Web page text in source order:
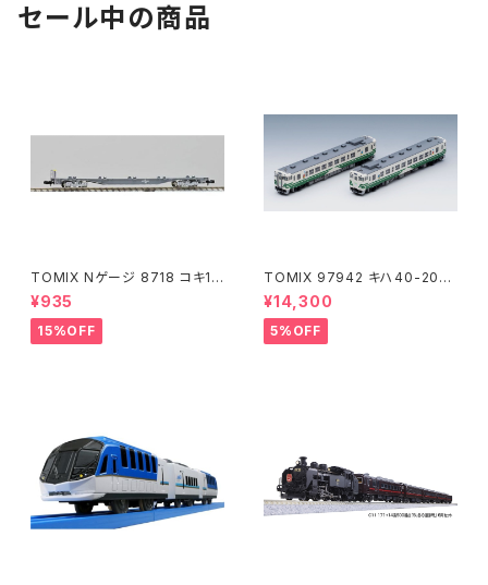
セール中の商品
TOMIX Nゲージ 8718 コキ10
7 (増備型・コンテナなし) 鉄道
模型
¥935
15%OFF
TOMIX 97942 キハ40-200
0(アリガトウキハ40・48・男鹿
線)2両 鉄道模型
¥14,300
5%OFF